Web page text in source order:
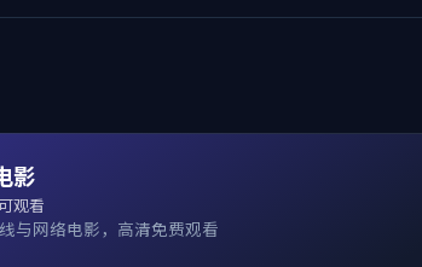
影
观看
与网络电影，高清免费观看